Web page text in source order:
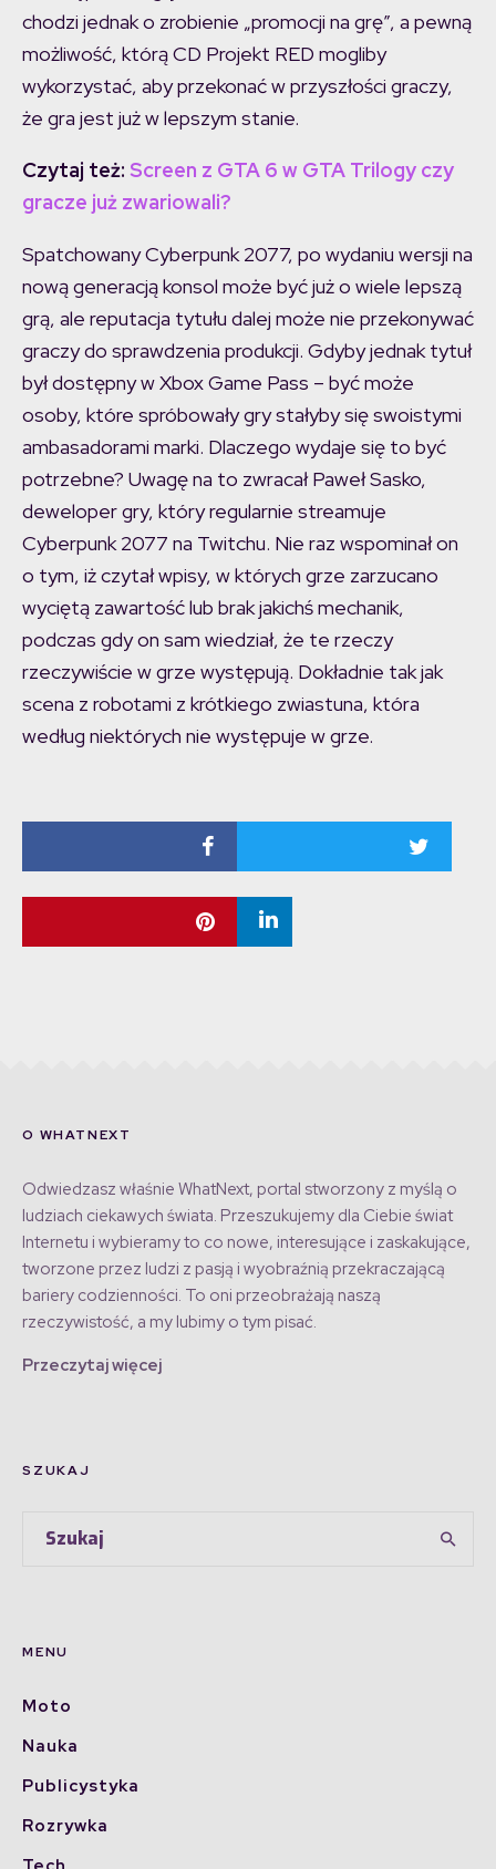
chodzi jednak o zrobienie „promocji na grę”, a pewną
możliwość, którą CD Projekt RED mogliby
wykorzystać, aby przekonać w przyszłości graczy,
że gra jest już w lepszym stanie.
Czytaj też: Screen z GTA 6 w GTA Trilogy czy
gracze już zwariowali?
Spatchowany Cyberpunk 2077, po wydaniu wersji na
nową generacją konsol może być już o wiele lepszą
grą, ale reputacja tytułu dalej może nie przekonywać
graczy do sprawdzenia produkcji. Gdyby jednak tytuł
był dostępny w Xbox Game Pass – być może
osoby, które spróbowały gry stałyby się swoistymi
ambasadorami marki. Dlaczego wydaje się to być
potrzebne? Uwagę na to zwracał Paweł Sasko,
deweloper gry, który regularnie streamuje
Cyberpunk 2077 na Twitchu. Nie raz wspominał on
o tym, iż czytał wpisy, w których grze zarzucano
wyciętą zawartość lub brak jakichś mechanik,
podczas gdy on sam wiedział, że te rzeczy
rzeczywiście w grze występują. Dokładnie tak jak
scena z robotami z krótkiego zwiastuna, która
według niektórych nie występuje w grze.
O WHATNEXT
Odwiedzasz właśnie WhatNext, portal stworzony z myślą o
ludziach ciekawych świata. Przeszukujemy dla Ciebie świat
Internetu i wybieramy to co nowe, interesujące i zaskakujące,
tworzone przez ludzi z pasją i wyobraźnią przekraczającą
bariery codzienności. To oni przeobrażają naszą
rzeczywistość, a my lubimy o tym pisać.
Przeczytaj więcej
SZUKAJ
MENU
Moto
Nauka
Publicystyka
Rozrywka